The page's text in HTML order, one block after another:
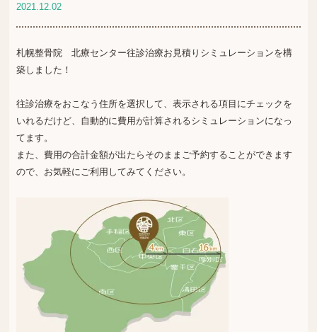
2021.12.02
札幌整骨院 北療センター往診治療お見積りシミュレーションを構
築しました！
往診治療をおこなう住所を選択して、表示される項目にチェックを
いれるだけど、自動的に費用が計算されるシミュレーションになっ
てます。
また、費用の合計金額が出たらそのままご予約することができます
ので、お気軽にご利用してみてください。